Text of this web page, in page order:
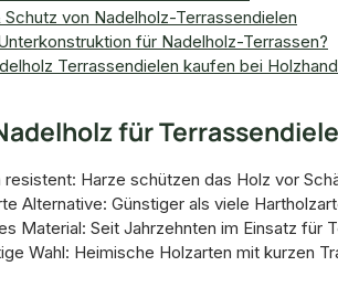
von Nadelholz-Terrassendielen
für Nadelholz-Terrassen?
Terrassendielen kaufen bei
für
resistent: Harze schützen das Holz vor
Alternative: Günstiger als viele
Material: Seit Jahrzehnten im Einsatz für
Wahl: Heimische Holzarten mit kurzen